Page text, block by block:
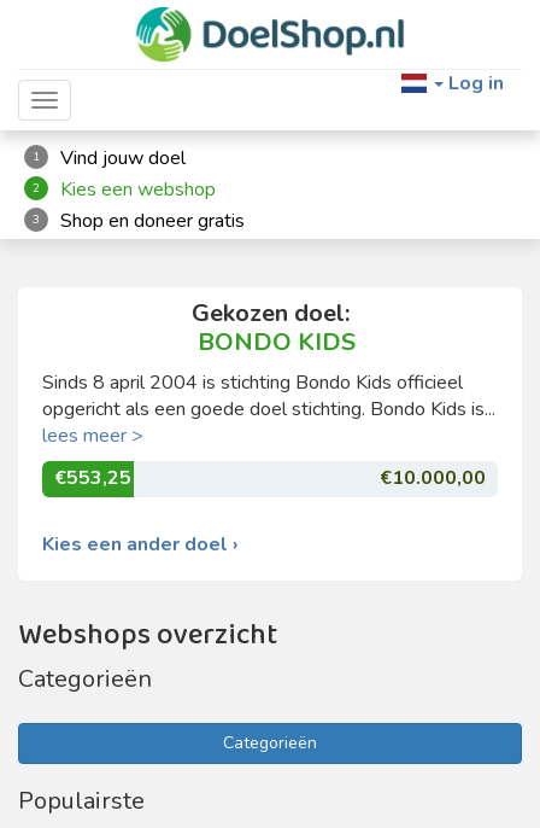
Toggle navigation
Log in
1 Vind jouw doel
2 Kies een webshop
3 Shop en doneer gratis
Gekozen doel:
BONDO KIDS
Sinds 8 april 2004 is stichting Bondo Kids officieel
opgericht als een goede doel stichting. Bondo Kids is...
lees meer >
€553,25
€10.000,00
Kies een ander doel ›
Webshops overzicht
Categorieën
Categorieën
Populairste